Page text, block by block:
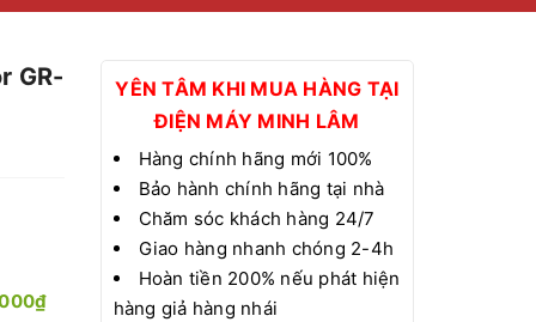
GR-
YÊN TÂM KHI MUA HÀNG TẠI
ĐIỆN MÁY MINH LÂM
Hàng chính hãng mới 100%
Bảo hành chính hãng tại nhà
Chăm sóc khách hàng 24/7
Giao hàng nhanh chóng 2-4h
Hoàn tiền 200% nếu phát hiện
hàng giả hàng nhái